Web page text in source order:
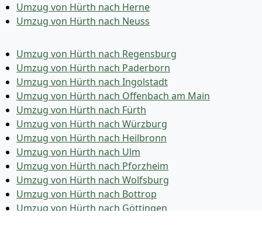
Umzug von Hürth nach Herne
Umzug von Hürth nach Neuss
Umzug von Hürth nach Regensburg
Umzug von Hürth nach Paderborn
Umzug von Hürth nach Ingolstadt
Umzug von Hürth nach Offenbach am Main
Umzug von Hürth nach Fürth
Umzug von Hürth nach Würzburg
Umzug von Hürth nach Heilbronn
Umzug von Hürth nach Ulm
Umzug von Hürth nach Pforzheim
Umzug von Hürth nach Wolfsburg
Umzug von Hürth nach Bottrop
Umzug von Hürth nach Göttingen